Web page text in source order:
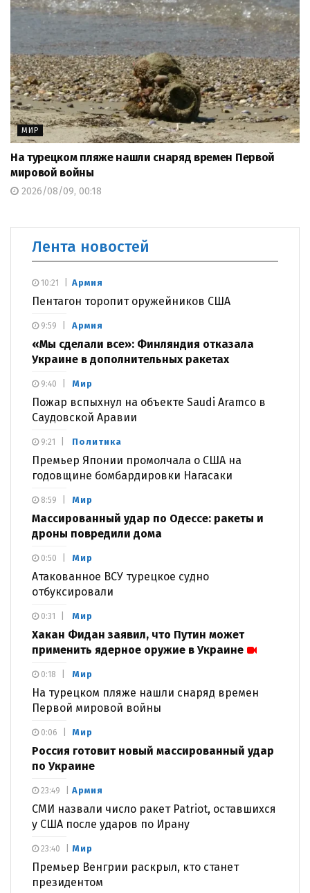
МИР
На турецком пляже нашли снаряд времен Первой
мировой войны
2026/08/09, 00:18
Лента новостей
Армия
Пентагон торопит оружейников США
10:21
Армия
«Мы сделали все»: Финляндия отказала
Украине в дополнительных ракетах
9:59
Мир
Пожар вспыхнул на объекте Saudi Aramco в
Саудовской Аравии
9:40
Политика
Премьер Японии промолчала о США на
годовщине бомбардировки Нагасаки
9:21
Мир
Массированный удар по Одессе: ракеты и
дроны повредили дома
8:59
Мир
Атакованное ВСУ турецкое судно
отбуксировали
0:50
Мир
Хакан Фидан заявил, что Путин может
применить ядерное оружие в Украине
0:31
Мир
На турецком пляже нашли снаряд времен
Первой мировой войны
0:18
Мир
Россия готовит новый массированный удар
по Украине
0:06
Армия
СМИ назвали число ракет Patriot, оставшихся
у США после ударов по Ирану
23:49
Мир
Премьер Венгрии раскрыл, кто станет
президентом
23:40